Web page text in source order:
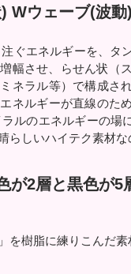
Wウェーブ(波
ぐエネルギーを、タ
幅させ、らせん状（
ネラル等）で構成さ
ネルギーが直線のた
ルのエネルギーの場
らしいハイテク素材な
が2層と黒色が5
を樹脂に練りこんだ素